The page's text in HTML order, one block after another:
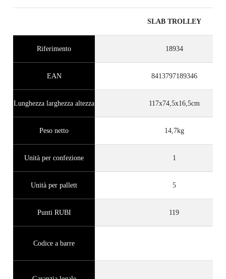
SLAB TROLLEY
Riferimento 18934
EAN 8413797189346
Lunghezza larghezza altezza 117x74,5x16,5cm
Peso netto 14,7kg
Unità per confezione 1
Unità per pallett 5
Punti RUBI 119
Codice a barre